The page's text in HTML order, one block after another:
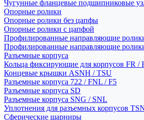
Чугунные фланцевые подшипниковые
Опорные ролики
Опорные ролики без цапфы
Опорные ролики с цапфой
Профилированные направляющие
Профилированные направляющие
Разъемные корпуса
Кольца фиксирующие для корпусов FR /
Концевые крышки ASNH / TSU
Разъемные корпуса 722 / FNL / F5
Разъемные корпуса SD
Разъемные корпуса SNG / SNL
Уплотнения для разъемных корпусов
Сферические шарниры